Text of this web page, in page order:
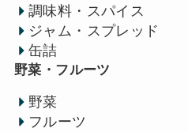
調味料・スパイス
ジャム・スプレッド
缶詰
野菜・フルーツ
野菜
フルーツ